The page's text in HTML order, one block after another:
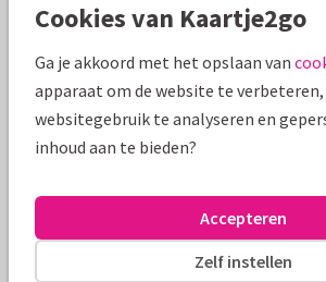
Specificaties bij deze kaart
Papiersoort: Kies uit 6 luxe
Witte vensterenvelop
Formaten
Cookies van Kaartje2go
Ga je akkoord met het opslaan van
apparaat om de website te
websitegebruik te analyseren en
inhoud aan te bieden?
Zelf instellen
Accepteren